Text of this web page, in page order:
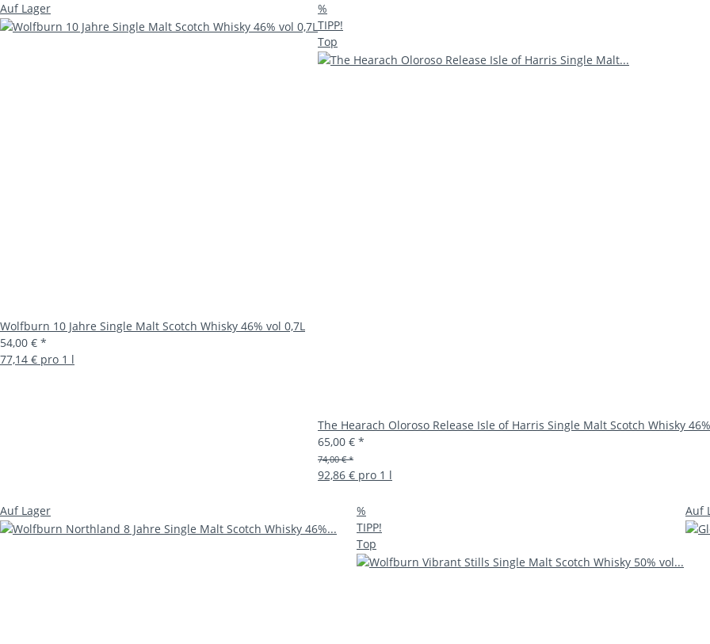
Auf Lager
Wolfburn 10 Jahre Single Malt Scotch Whisky 46% vol 0,7L
54,00 € *
77,14 € pro 1 l
%
TIPP!
Top
The Hearach Oloroso Release Isle of Harris Single Malt Scotch Whisky
65,00 € *
74,00 € *
92,86 € pro 1 l
Auf Lager
%
TIPP!
Top
Auf